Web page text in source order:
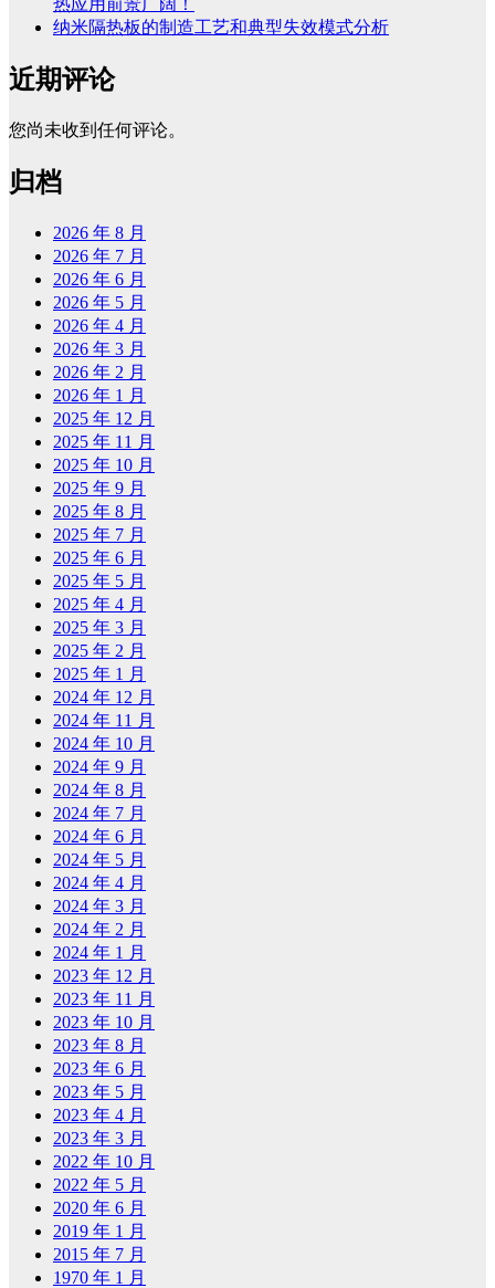
热应用前景广阔！
纳米隔热板的制造工艺和典型失效模式分析
近期评论
您尚未收到任何评论。
归档
2026 年 8 月
2026 年 7 月
2026 年 6 月
2026 年 5 月
2026 年 4 月
2026 年 3 月
2026 年 2 月
2026 年 1 月
2025 年 12 月
2025 年 11 月
2025 年 10 月
2025 年 9 月
2025 年 8 月
2025 年 7 月
2025 年 6 月
2025 年 5 月
2025 年 4 月
2025 年 3 月
2025 年 2 月
2025 年 1 月
2024 年 12 月
2024 年 11 月
2024 年 10 月
2024 年 9 月
2024 年 8 月
2024 年 7 月
2024 年 6 月
2024 年 5 月
2024 年 4 月
2024 年 3 月
2024 年 2 月
2024 年 1 月
2023 年 12 月
2023 年 11 月
2023 年 10 月
2023 年 8 月
2023 年 6 月
2023 年 5 月
2023 年 4 月
2023 年 3 月
2022 年 10 月
2022 年 5 月
2020 年 6 月
2019 年 1 月
2015 年 7 月
1970 年 1 月